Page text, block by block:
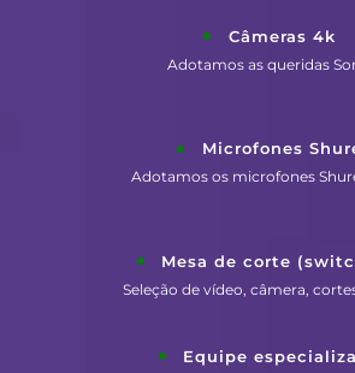
Câmeras 4k
Adotamos as queridas
Microfones
Adotamos os microfones
Mesa de corte
Seleção de vídeo, câmera,
Equipe